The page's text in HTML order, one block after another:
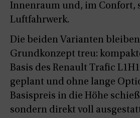
Innenraum und, im Confort,
Luftfahrwerk.
Die beiden Varianten
Grundkonzept treu:
Basis des Renault Trafic
geplant und ohne lange
Basispreis in die Höhe
sondern direkt voll